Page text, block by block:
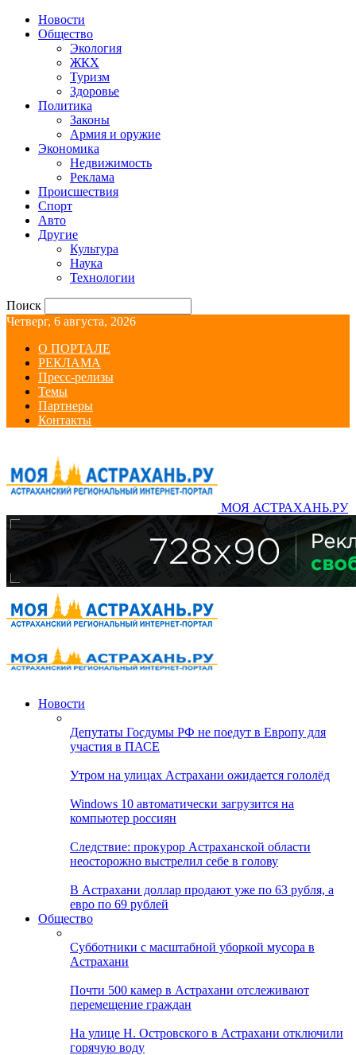
Новости
Общество
Экология
ЖКХ
Туризм
Здоровье
Политика
Законы
Армия и оружие
Экономика
Недвижимость
Реклама
Происшествия
Спорт
Авто
Другие
Культура
Наука
Технологии
Поиск
Четверг, 6 августа, 2026
О ПОРТАЛЕ
РЕКЛАМА
Пресс-релизы
Темы
Партнеры
Контакты
МОЯ АСТРАХАНЬ.РУ
Новости
Депутаты Госдумы РФ не поедут в Европу для
участия в ПАСЕ
Утром на улицах Астрахани ожидается гололёд
Windows 10 автоматически загрузится на
компьютер россиян
Следствие: прокурор Астраханской области
неосторожно выстрелил себе в голову
В Астрахани доллар продают уже по 63 рубля, а
евро по 69 рублей
Общество
Субботники с масштабной уборкой мусора в
Астрахани
Почти 500 камер в Астрахани отслеживают
перемещение граждан
На улице Н. Островского в Астрахани отключили
горячую воду